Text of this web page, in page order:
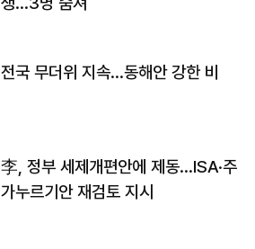
전국 무더위 지속…동해안 강한 비
李, 정부 세제개편안에 제동…ISA·주
가누르기안 재검토 지시